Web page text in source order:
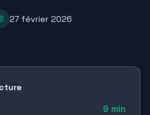
27 février 2026
9 min